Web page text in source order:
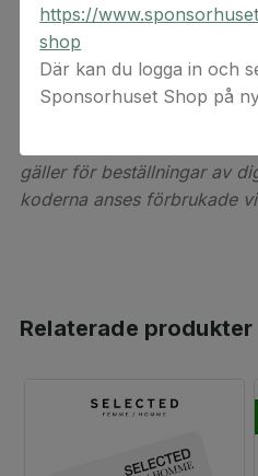
Vänligen uppmärksamma
ner på enheten du öppnar
gäller för beställningar av
koderna anses förbrukade
Relaterade produkter
https://
shop
Där kan du logga in och
Sponsorhuset Shop på